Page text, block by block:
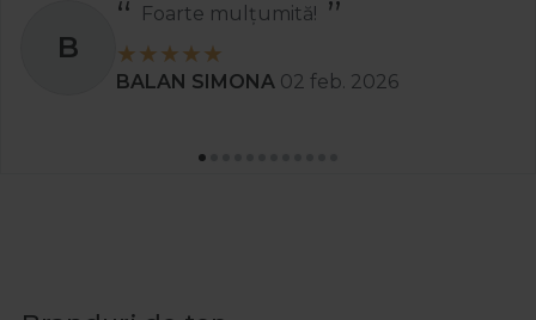
Recomand
Stanciu Aura Andreea 02 apr. 2025